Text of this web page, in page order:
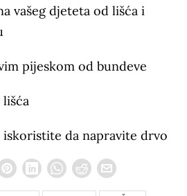
vašeg djeteta od lišća i
pijeskom od bundeve
lišća
da napravite drvo